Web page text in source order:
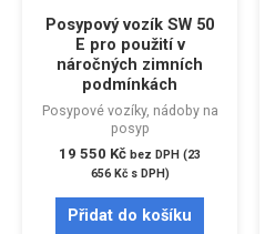
Posypový vozík SW 50
E pro použití v
náročných zimních
podmínkách
Posypové vozíky, nádoby na
posyp
19 550 Kč bez DPH (23
656 Kčs DPH)
Přidat do košíku